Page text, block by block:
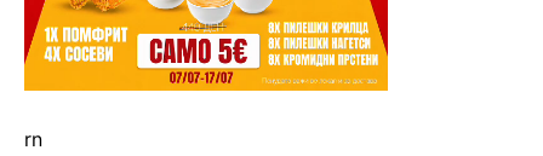
rn